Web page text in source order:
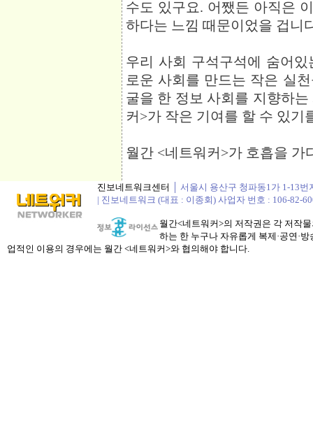
수도 있구요. 어쨌든 아직은
하다는 느낌 때문이었을 겁니
우리 사회 구석구석에 숨어
로운 사회를 만드는 작은 실
굴을 한 정보 사회를 지향하
커>가 작은 기여를 할 수 있기
월간 <네트워커>가 호흡을
진보네트워크센터
│ 서울시 용산구 청파동1가 1-13
| 진보네트워크 (대표 : 이종회) 사업자 번호 : 106-82-
월간<네트워커>의 저작권은 각 저작
하는 한 누구나 자유롭게 복제·공연·
업적인 이용의 경우에는 월간 <네트워커>와 협의해야 합니다.